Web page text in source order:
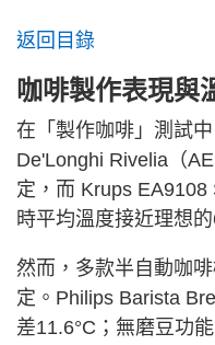
返回目錄
咖啡製作表現與
在「製作咖啡」測試
De'Longhi Rivelia（
定，而 Krups EA9108
時平均溫度接近理想的
然而，多款半自動咖
定。Philips Barista
差11.6°C；無磨豆功